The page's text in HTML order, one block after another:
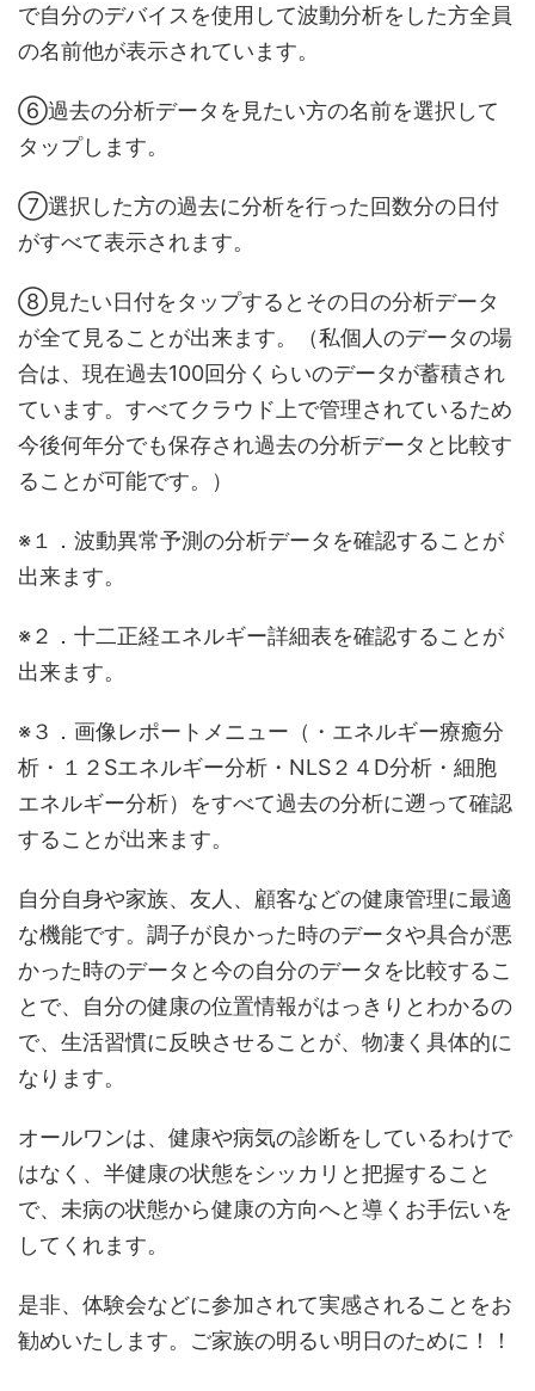
で自分のデバイスを使用して波動分析をした方全員
の名前他が表示されています。
⑥過去の分析データを見たい方の名前を選択して
タップします。
⑦選択した方の過去に分析を行った回数分の日付
がすべて表示されます。
⑧見たい日付をタップするとその日の分析データ
が全て見ることが出来ます。（私個人のデータの場
合は、現在過去100回分くらいのデータが蓄積され
ています。すべてクラウド上で管理されているため
今後何年分でも保存され過去の分析データと比較す
ることが可能です。）
※１．波動異常予測の分析データを確認することが
出来ます。
※２．十二正経エネルギー詳細表を確認することが
出来ます。
※３．画像レポートメニュー（・エネルギー療癒分
析・１２Sエネルギー分析・NLS２４D分析・細胞
エネルギー分析）をすべて過去の分析に遡って確認
することが出来ます。
自分自身や家族、友人、顧客などの健康管理に最適
な機能です。調子が良かった時のデータや具合が悪
かった時のデータと今の自分のデータを比較するこ
とで、自分の健康の位置情報がはっきりとわかるの
で、生活習慣に反映させることが、物凄く具体的に
なります。
オールワンは、健康や病気の診断をしているわけで
はなく、半健康の状態をシッカリと把握すること
で、未病の状態から健康の方向へと導くお手伝いを
してくれます。
是非、体験会などに参加されて実感されることをお
勧めいたします。ご家族の明るい明日のために！！